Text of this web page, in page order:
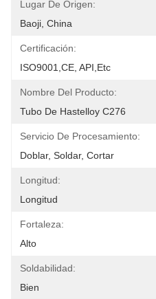
Lugar De Origen:
Baoji, China
Certificación:
ISO9001,CE, API,etc
Nombre Del Producto:
Tubo De Hastelloy C276
Servicio De Procesamiento:
Doblar, Soldar, Cortar
Longitud:
Longitud
Fortaleza:
Alto
Soldabilidad:
Bien